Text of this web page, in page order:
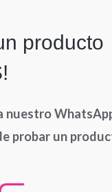
producto
nuestro
probar un